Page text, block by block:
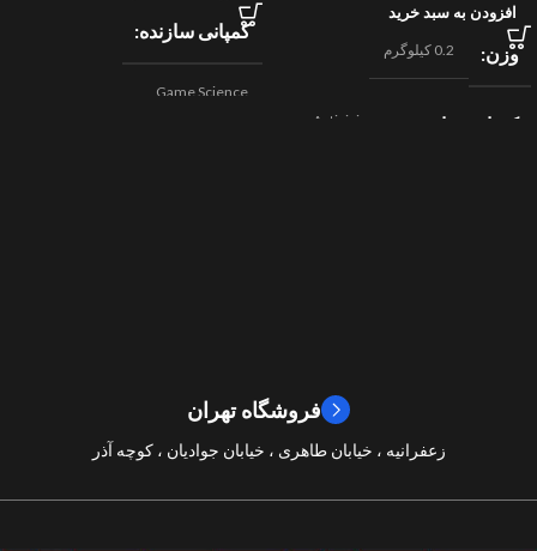
افزودن به سبد خرید
وزن 0.2 کیلوگرم
کمپانی سازنده
Activision
کمپانی سازنده
Game Science
فروشگاه تهران
زعفرانیه ، خیابان طاهری ، خیابان جوادیان ، کوچه آذر